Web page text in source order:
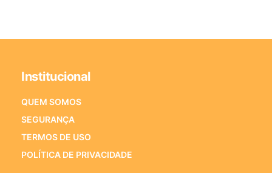
Institucional
QUEM SOMOS
SEGURANÇA
TERMOS DE USO
POLÍTICA DE PRIVACIDADE